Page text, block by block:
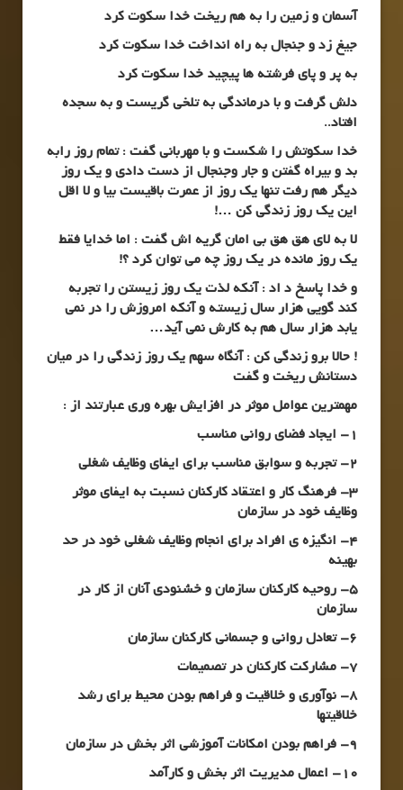
آسمان و زمین را به هم ریخت خدا سکوت کرد
جیغ زد و جنجال به راه انداخت خدا سکوت کرد
به پر و پای فرشته ها پیچید خدا سکوت کرد
دلش گرفت و با درماندگی به تلخی گریست و به سجده
افتاد..
خدا سکوتش را شکست و با مهربانی گفت : تمام روز رابه
بد و بیراه گفتن و جار وجنجال از دست دادی و یک روز
دیگر هم رفت تنها یک روز از عمرت باقیست بیا و لا اقل
این یک روز زندگی کن …!
لا به لای هق هق بی امان گریه اش گفت : اما خدایا فقط
یک روز مانده در یک روز چه می توان کرد ؟!
و خدا پاسخ د اد : آنکه لذت یک روز زیستن را تجربه
کند گویی هزار سال زیسته و آنکه امروزش را در نمی
یابد هزار سال هم به کارش نمی آید…
! حالا برو زندگی کن : آنگاه سهم یک روز زندگی را در میان
دستانش ریخت و گفت
مهمترین عوامل موثر در افزایشبهره وری عبارتند از :
1- ایجاد فضای روانی مناسب
2- تجربه و سوابق مناسب برای ایفای وظایف شغلی
3- فرهنگ کار و اعتقاد کارکنان نسبت به ایفای موثر
وظایف خود در سازمان
4- انگیزه ی افراد برای انجام وظایف شغلی خود در حد
بهینه
5- روحیه کارکنان سازمان و خشنودی آنان از کار در
سازمان
6- تعادل روانی و جسمانی کارکنان سازمان
7- مشارکت کارکنان در تصمیمات
8- نوآوری و خلاقیت و فراهم بودن محیط برای رشد
خلاقیتها
9- فراهم بودن امکانات آموزشی اثر بخش در سازمان
10- اعمال مدیریت اثر بخش و کارآمد